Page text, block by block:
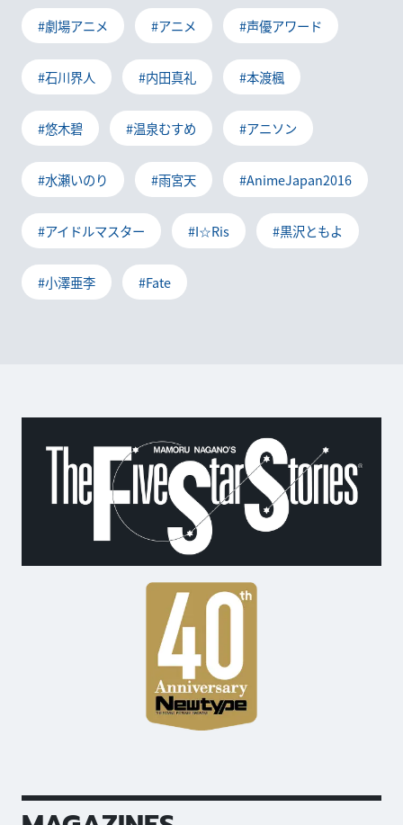
#劇場アニメ #アニメ #声優アワード
#石川界人 #内田真礼 #本渡楓
#悠木碧 #温泉むすめ #アニソン
#水瀬いのり #雨宮天 #AnimeJapan2016
#アイドルマスター #I☆Ris #黒沢ともよ
#小澤亜李 #Fate